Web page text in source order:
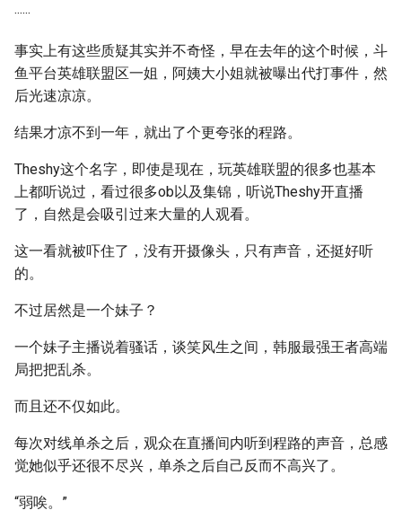
······
事实上有这些质疑其实并不奇怪，早在去年的这个时候，斗
鱼平台英雄联盟区一姐，阿姨大小姐就被曝出代打事件，然
后光速凉凉。
结果才凉不到一年，就出了个更夸张的程路。
Theshy这个名字，即使是现在，玩英雄联盟的很多也基本
上都听说过，看过很多ob以及集锦，听说Theshy开直播
了，自然是会吸引过来大量的人观看。
这一看就被吓住了，没有开摄像头，只有声音，还挺好听
的。
不过居然是一个妹子？
一个妹子主播说着骚话，谈笑风生之间，韩服最强王者高端
局把把乱杀。
而且还不仅如此。
每次对线单杀之后，观众在直播间内听到程路的声音，总感
觉她似乎还很不尽兴，单杀之后自己反而不高兴了。
“弱唉。”